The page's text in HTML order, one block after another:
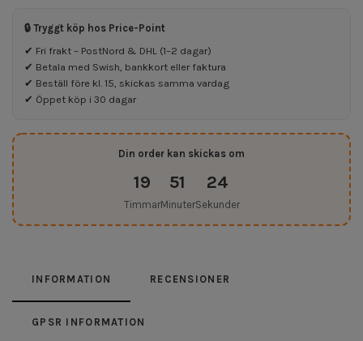
🔒 Tryggt köp hos Price-Point
✔ Fri frakt – PostNord & DHL (1–2 dagar)
✔ Betala med Swish, bankkort eller faktura
✔ Beställ före kl. 15, skickas samma vardag
✔ Öppet köp i 30 dagar
Din order kan skickas om
19
Timmar
51
Minuter
23
Sekunder
INFORMATION RECENSIONER
GPSR INFORMATION